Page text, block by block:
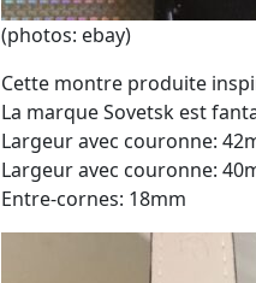
(photos: ebay)
Cette montre produite
La marque Sovetsk est
Largeur avec couronne:
Largeur avec couronne:
Entre-cornes: 18mm